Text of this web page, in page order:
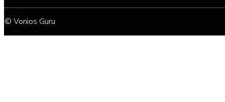
© Vonios Guru